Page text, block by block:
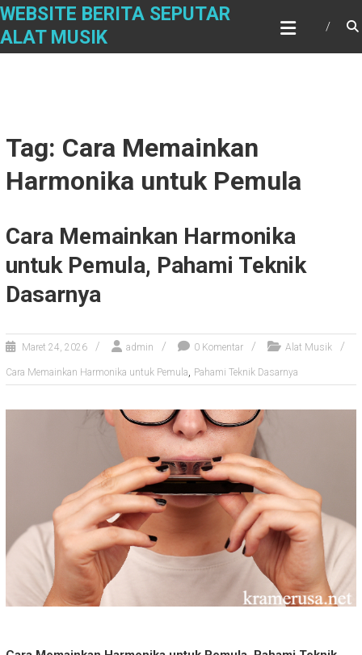
Skip
content
WEBSITE BERITA SEPUTAR
ALAT MUSIK
Tag: Cara Memainkan
Harmonika untuk Pemula
Cara Memainkan Harmonika
untuk Pemula, Pahami Teknik
Dasarnya
Maret 24, 2026 admin 0 Komentar Alat Musik
Cara Memainkan Harmonika untuk Pemula, Pahami Teknik Dasarnya